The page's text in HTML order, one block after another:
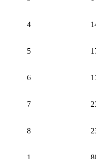
4
5
6
7
8